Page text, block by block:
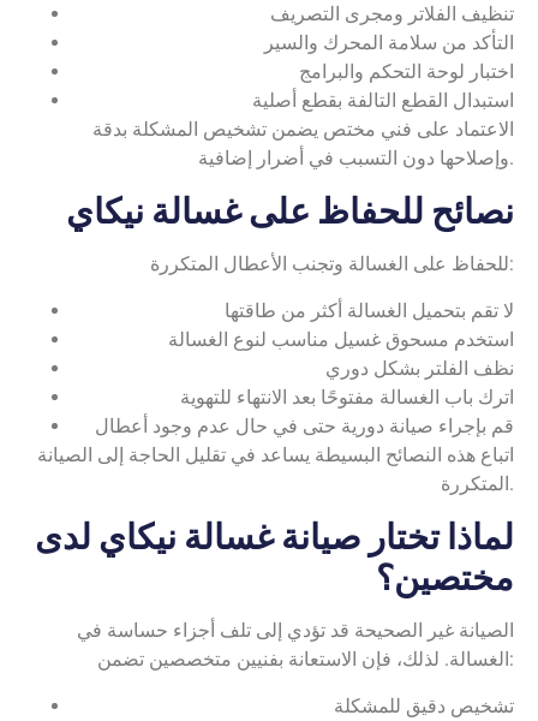
تنظيف الفلاتر ومجرى التصريف
التأكد من سلامة المحرك والسير
اختبار لوحة التحكم والبرامج
استبدال القطع التالفة بقطع أصلية
الاعتماد على فني مختص يضمن تشخيص المشكلة بدقة
وإصلاحها دون التسبب في أضرار إضافية.
نصائح للحفاظ على غسالة نيكاي
للحفاظ على الغسالة وتجنب الأعطال المتكررة:
لا تقم بتحميل الغسالة أكثر من طاقتها
استخدم مسحوق غسيل مناسب لنوع الغسالة
نظف الفلتر بشكل دوري
اترك باب الغسالة مفتوحًا بعد الانتهاء للتهوية
قم بإجراء صيانة دورية حتى في حال عدم وجود أعطال
اتباع هذه النصائح البسيطة يساعد في تقليل الحاجة إلى الصيانة
المتكررة.
لماذا تختار صيانة غسالة نيكاي لدى
مختصين؟
الصيانة غير الصحيحة قد تؤدي إلى تلف أجزاء حساسة في
الغسالة. لذلك، فإن الاستعانة بفنيين متخصصين تضمن:
تشخيص دقيق للمشكلة